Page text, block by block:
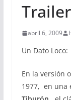
abril 6, 2009
Un Dato Loco:
En la versión
1977, en una